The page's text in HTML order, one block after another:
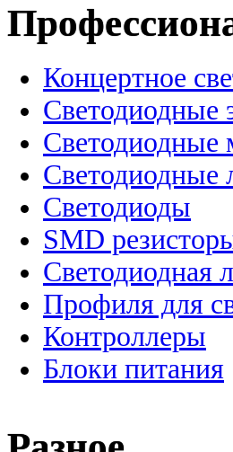
Концертное
Cветодиодные
Светодиодные
Светодиодные
Светодиоды
SMD
Светодиодная
Профиля для
Контроллеры
Блоки питания